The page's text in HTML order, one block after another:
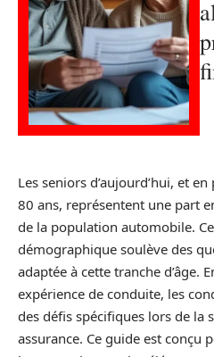
Les seniors d’aujourd’hui, et
80 ans, représentent une part
de la population automobile.
démographique soulève des
adaptée à cette tranche d’âge.
expérience de conduite, les
des défis spécifiques lors de la
assurance. Ce guide est conçu